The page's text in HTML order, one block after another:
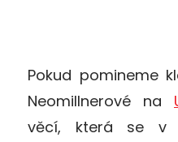
Pokud pomineme
Neomillnerové na
věcí, která se v